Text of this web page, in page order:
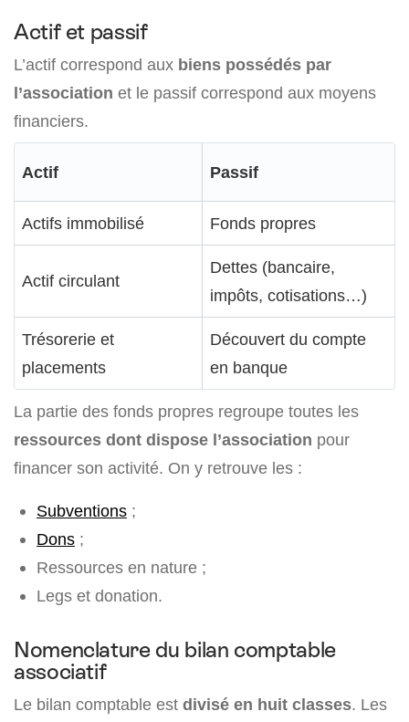
Actif et passif
L’actif correspond aux biens possédés par
l’association et le passif correspond aux moyens
financiers.
Actif Passif
Actifs immobilisé Fonds propres
Actif circulant
Dettes (bancaire,
impôts, cotisations…)
Trésorerie et
placements
Découvert du compte
en banque
La partie des fonds propres regroupe toutes les
ressources dont dispose l’association pour
financer son activité. On y retrouve les :
Subventions ;
Dons ;
Ressources en nature ;
Legs et donation.
Nomenclature du bilan comptable
associatif
Le bilan comptable est divisé en huit classes. Les